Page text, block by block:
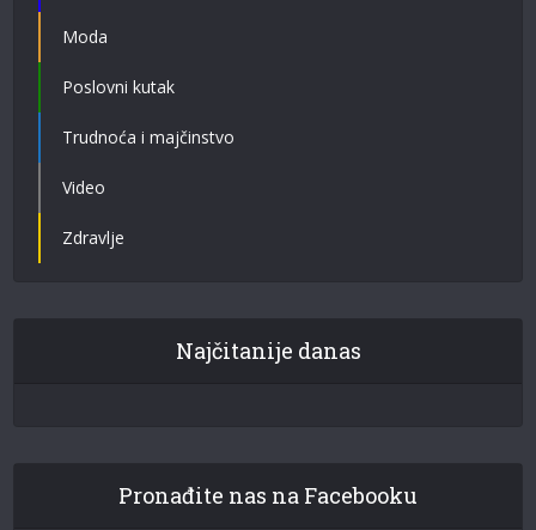
Moda
Poslovni kutak
Trudnoća i majčinstvo
Video
Zdravlje
Najčitanije danas
Pronađite nas na Facebooku